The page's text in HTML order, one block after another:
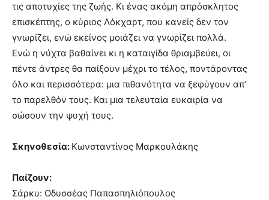
τις αποτυχίες της ζωής. Κι ένας ακόμη απρόσκλητος
επισκέπτης, ο κύριος Λόκχαρτ, που κανείς δεν τον
γνωρίζει, ενώ εκείνος μοιάζει να γνωρίζει πολλά.
Ενώ η νύχτα βαθαίνει κι η καταιγίδα θριαμβεύει, οι
πέντε άντρες θα παίξουν μέχρι το τέλος, ποντάροντας
όλο και περισσότερα: μια πιθανότητα να ξεφύγουν απ’
το παρελθόν τους. Και μια τελευταία ευκαιρία να
σώσουν την ψυχή τους.
Σκηνοθεσία: Κωνσταντίνος Μαρκουλάκης
Παίζουν:
Σάρκυ: Οδυσσέας Παπασπηλιόπουλος